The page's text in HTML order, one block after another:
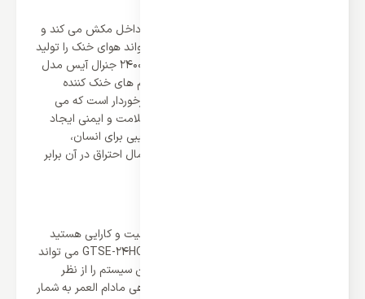
موتور کولر گازی هوا و گاز مبرد را با هم به داخل مکش می کند و
ضمن اعمال چرخش و فشرده سازی می تواند هوای خنک را تولید
و به پنل داخلی انتقال دهد و کولر گازی 24000 جنرال آیس مدل
GTSE-24HO1RALB همچون سایر سیستم های خنک کننده
معتبر از برترین نوع گاز مبرد یعنی R410 برخوردار است که می
تواند هوایی خنک و مطبوع را در نهایت سلامت و ایمنی ایجاد
کند زیرا این گاز بدون بو و رنگ است و آسیبی برای انسان،
طبیعت و محیط زیست ندارد و درصد احتمال احتراق در آن برابر
اگر به فکر خرید کولری 24000 با نهایت کیفیت و کارایی هستید
کولر گازی 24000 جنرال آیس مدل GTSE-24HO1RALB می تواند
انتخابی عالی باشد زیرا که نمایندگی ما این سیستم را از نظر
اصالت و کیفیت تضمین می کند و دستگاهی مادام العمر به شمار